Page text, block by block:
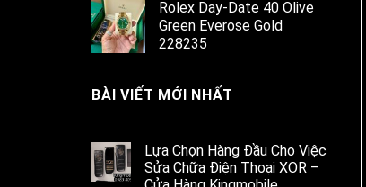
Rolex Day-Date 40 Olive
Green Everose Gold
228235
BÀI VIẾT MỚI NHẤT
Lựa Chọn Hàng Đầu Cho Việc
Sửa Chữa Điện Thoại XOR –